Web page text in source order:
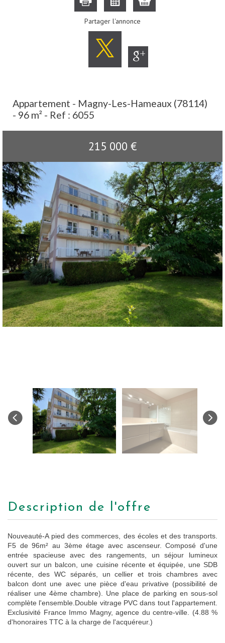
Partager l'annonce
Appartement - Magny-Les-Hameaux (78114)
- 96 m² - Ref : 6055
215 000 €
description de l'offre
Nouveauté-A pied des commerces, des écoles et des transports.
F5 de 96m² au 3ème étage avec ascenseur. Composé d'une
entrée spacieuse avec des rangements, un séjour lumineux
ouvert sur un balcon, une cuisine récente et équipée, une SDB
récente, des WC séparés, un cellier et trois chambres avec
balcon dont une avec une pièce d'eau privative (possibilité de
réaliser une 4ème chambre). Une place de parking en sous-sol
complète l'ensemble.Double vitrage PVC dans tout l'appartement.
Exclusivité France Immo Magny, agence du centre-ville. (4.88 %
d'honoraires TTC à la charge de l'acquéreur.)